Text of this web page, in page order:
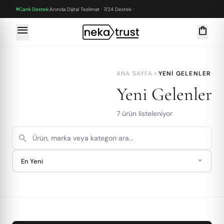
Canlı Destek|Anında Dijital Teslimat · 7/24 Destek ·
menu shopping_bag
ANA SAYFA chevron_right YENI GELENLER
Yeni Gelenler
7 ürün listeleniyor
search